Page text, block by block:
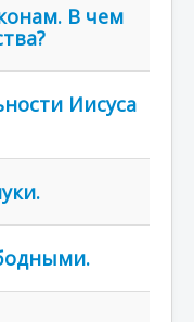
В чем
Иисуса